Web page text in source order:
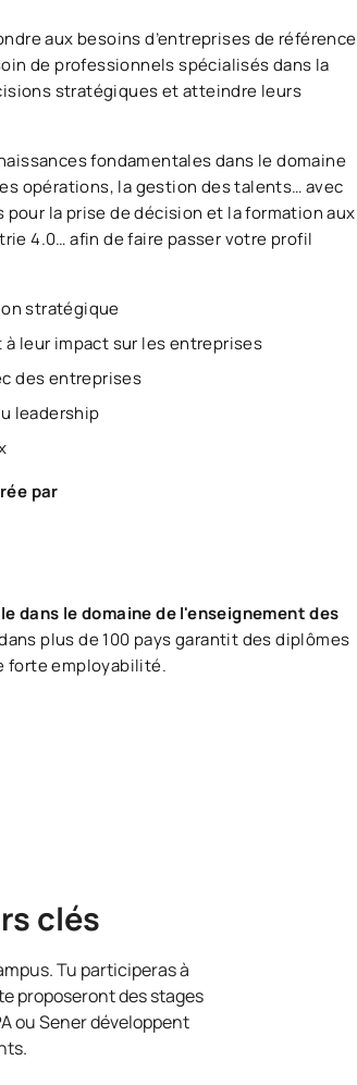
aux besoins d’entreprises de référence
de professionnels spécialisés dans la
stratégiques et atteindre leurs
fondamentales dans le domaine
opérations, la gestion des talents… avec
la prise de décision et la formation aux
4.0… afin de faire passer votre profil
stratégique
leur impact sur les entreprises
des entreprises
leadership
par
dans le domaine de l'enseignement des
plus de 100 pays garantit des diplômes
forte employabilité.
clés
Tu participeras à
proposeront des stages
ou Sener développent